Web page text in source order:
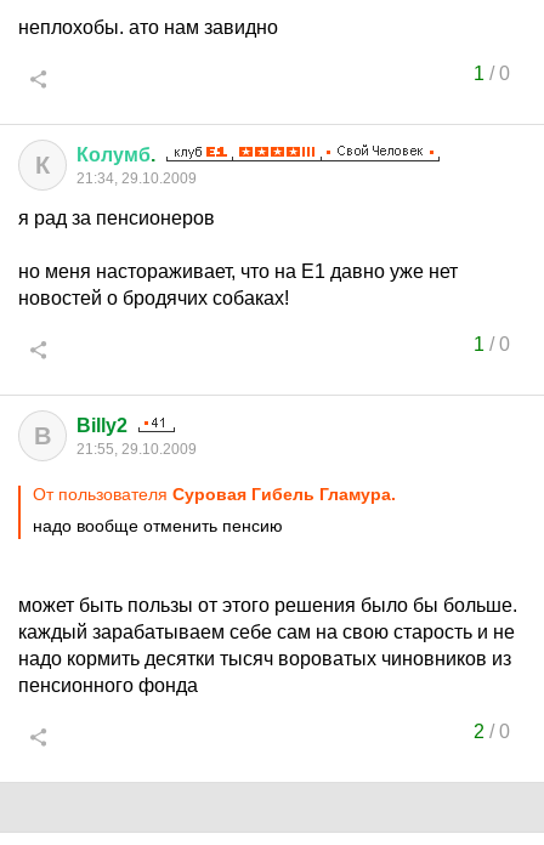
неплохобы. ато нам завидно
1 /0
К Колумб.
21:34, 29.10.2009
я рад за пенсионеров
но меня настораживает, что на Е1 давно уже нет
новостей о бродячих собаках!
1 /0
B Billy2
21:55, 29.10.2009
От пользователя Суровая Гибель Гламура.
надо вообще отменить пенсию
может быть пользы от этого решения было бы больше.
каждый зарабатываем себе сам на свою старость и не
надо кормить десятки тысяч вороватых чиновников из
пенсионного фонда
2 /0